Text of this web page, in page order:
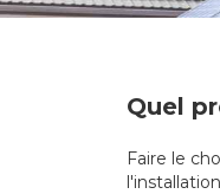
Quel
Faire le